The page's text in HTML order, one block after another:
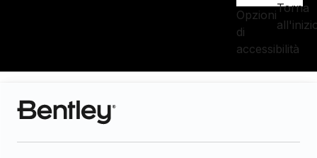
Opzioni
di
accessibilità
Torna